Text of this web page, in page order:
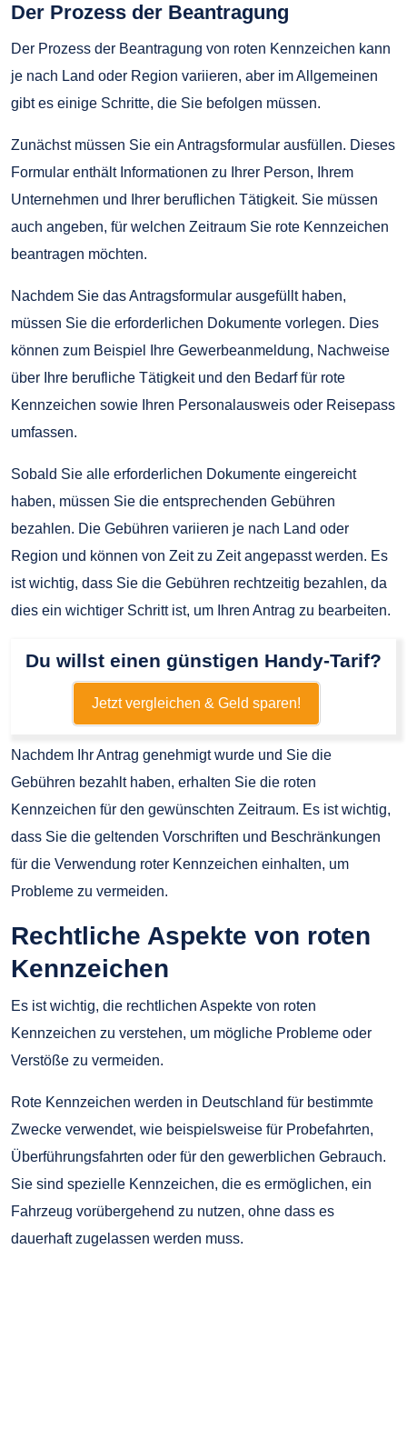
Der Prozess der Beantragung
Der Prozess der Beantragung von roten Kennzeichen kann
je nach Land oder Region variieren, aber im Allgemeinen
gibt es einige Schritte, die Sie befolgen müssen.
Zunächst müssen Sie ein Antragsformular ausfüllen. Dieses
Formular enthält Informationen zu Ihrer Person, Ihrem
Unternehmen und Ihrer beruflichen Tätigkeit. Sie müssen
auch angeben, für welchen Zeitraum Sie rote Kennzeichen
beantragen möchten.
Nachdem Sie das Antragsformular ausgefüllt haben,
müssen Sie die erforderlichen Dokumente vorlegen. Dies
können zum Beispiel Ihre Gewerbeanmeldung, Nachweise
über Ihre berufliche Tätigkeit und den Bedarf für rote
Kennzeichen sowie Ihren Personalausweis oder Reisepass
umfassen.
Sobald Sie alle erforderlichen Dokumente eingereicht
haben, müssen Sie die entsprechenden Gebühren
bezahlen. Die Gebühren variieren je nach Land oder
Region und können von Zeit zu Zeit angepasst werden. Es
ist wichtig, dass Sie die Gebühren rechtzeitig bezahlen, da
dies ein wichtiger Schritt ist, um Ihren Antrag zu bearbeiten.
Du willst einen günstigen Handy-Tarif?
Jetzt vergleichen & Geld sparen!
Nachdem Ihr Antrag genehmigt wurde und Sie die
Gebühren bezahlt haben, erhalten Sie die roten
Kennzeichen für den gewünschten Zeitraum. Es ist wichtig,
dass Sie die geltenden Vorschriften und Beschränkungen
für die Verwendung roter Kennzeichen einhalten, um
Probleme zu vermeiden.
Rechtliche Aspekte von roten
Kennzeichen
Es ist wichtig, die rechtlichen Aspekte von roten
Kennzeichen zu verstehen, um mögliche Probleme oder
Verstöße zu vermeiden.
Rote Kennzeichen werden in Deutschland für bestimmte
Zwecke verwendet, wie beispielsweise für Probefahrten,
Überführungsfahrten oder für den gewerblichen Gebrauch.
Sie sind spezielle Kennzeichen, die es ermöglichen, ein
Fahrzeug vorübergehend zu nutzen, ohne dass es
dauerhaft zugelassen werden muss.